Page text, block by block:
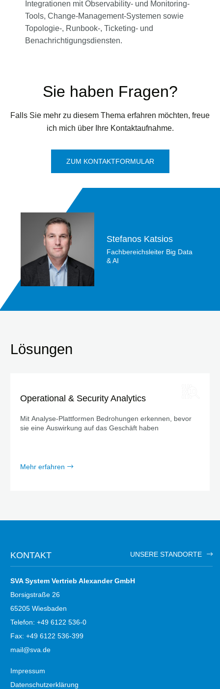
Integrationen mit Observability- und Monitoring-
Tools, Change-Management-Systemen sowie
Topologie-, Runbook-, Ticketing- und
Benachrichtigungsdiensten.
Sie haben Fragen?
Falls Sie mehr zu diesem Thema erfahren möchten, freue
ich mich über Ihre Kontaktaufnahme.
ZUM KONTAKTFORMULAR
Stefanos Katsios
Fachbereichsleiter Big Data
& AI
Lösungen
Operational & Security Analytics
Mit Analyse-Plattformen Bedrohungen erkennen, bevor
sie eine Auswirkung auf das Geschäft haben
Mehr erfahren
KONTAKT UNSERE STANDORTE
SVA System Vertrieb Alexander GmbH
Borsigstraße 26
65205 Wiesbaden
Telefon: +49 6122 536-0
Fax: +49 6122 536-399
mail@sva.de
Impressum
Datenschutzerklärung